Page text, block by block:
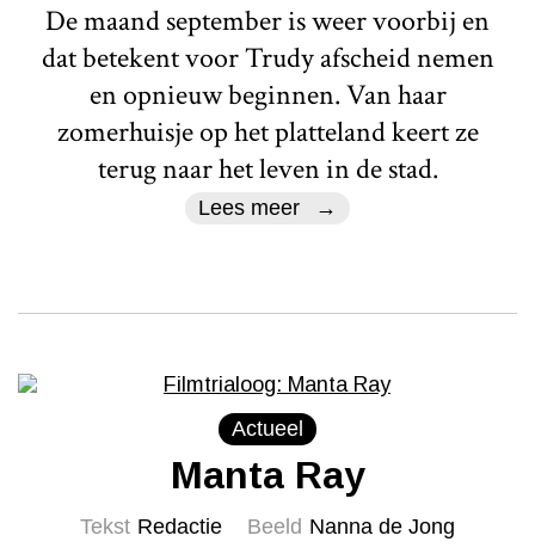
De maand september is weer voorbij en
dat betekent voor Trudy afscheid nemen
en opnieuw beginnen. Van haar
zomerhuisje op het platteland keert ze
terug naar het leven in de stad.
Lees meer
Actueel
Manta Ray
Tekst Redactie Beeld Nanna de Jong